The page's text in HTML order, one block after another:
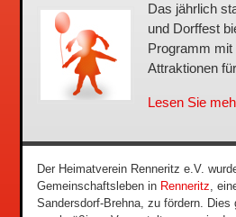
Das jährlich
und Dorffest
Programm mit
Attraktionen
Lesen Sie
Der Heimatverein Renneritz e.V.
Gemeinschaftsleben in Renneritz,
Sandersdorf-Brehna, zu fördern.